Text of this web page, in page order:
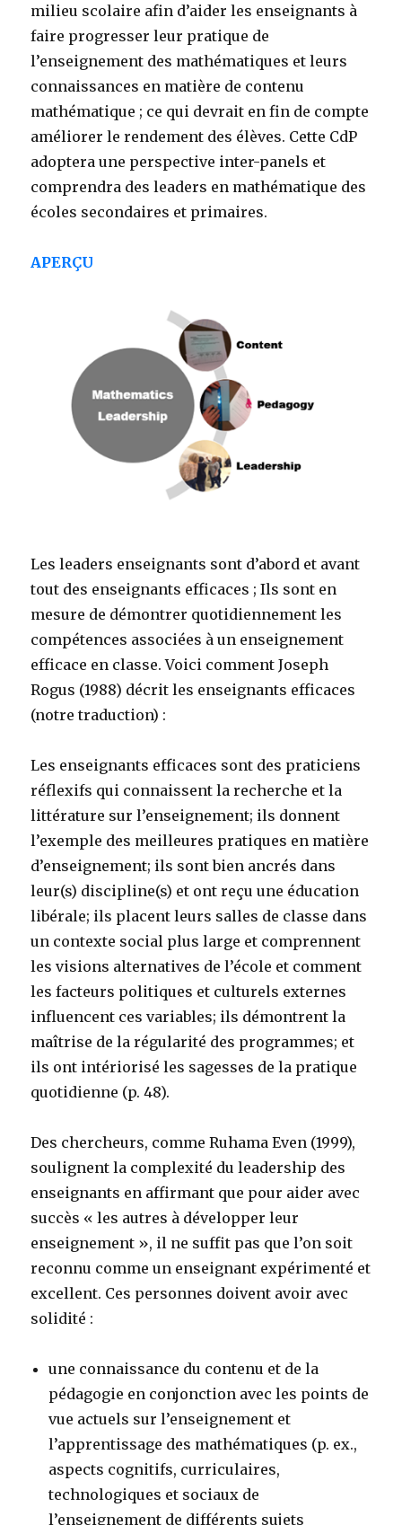
milieu scolaire afin d’aider les enseignants à
faire progresser leur pratique de
l’enseignement des mathématiques et leurs
connaissances en matière de contenu
mathématique ; ce qui devrait en fin de compte
améliorer le rendement des élèves. Cette CdP
adoptera une perspective inter-panels et
comprendra des leaders en mathématique des
écoles secondaires et primaires.
APERÇU
Les leaders enseignants sont d’abord et avant
tout des enseignants efficaces ; Ils sont en
mesure de démontrer quotidiennement les
compétences associées à un enseignement
efficace en classe. Voici comment Joseph
Rogus (1988) décrit les enseignants efficaces
(notre traduction) :
Les enseignants efficaces sont des praticiens
réflexifs qui connaissent la recherche et la
littérature sur l’enseignement; ils donnent
l’exemple des meilleures pratiques en matière
d’enseignement; ils sont bien ancrés dans
leur(s) discipline(s) et ont reçu une éducation
libérale; ils placent leurs salles de classe dans
un contexte social plus large et comprennent
les visions alternatives de l’école et comment
les facteurs politiques et culturels externes
influencent ces variables; ils démontrent la
maîtrise de la régularité des programmes; et
ils ont intériorisé les sagesses de la pratique
quotidienne (p. 48).
Des chercheurs, comme Ruhama Even (1999),
soulignent la complexité du leadership des
enseignants en affirmant que pour aider avec
succès « les autres à développer leur
enseignement », il ne suffit pas que l’on soit
reconnu comme un enseignant expérimenté et
excellent. Ces personnes doivent avoir avec
solidité :
une connaissance du contenu et de la
pédagogie en conjonction avec les points de
vue actuels sur l’enseignement et
l’apprentissage des mathématiques (p. ex.,
aspects cognitifs, curriculaires,
technologiques et sociaux de
l’enseignement de différents sujets